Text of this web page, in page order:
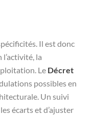
Il est donc
la
Le Décret
possibles en
Un suivi
écarts et d’ajuster